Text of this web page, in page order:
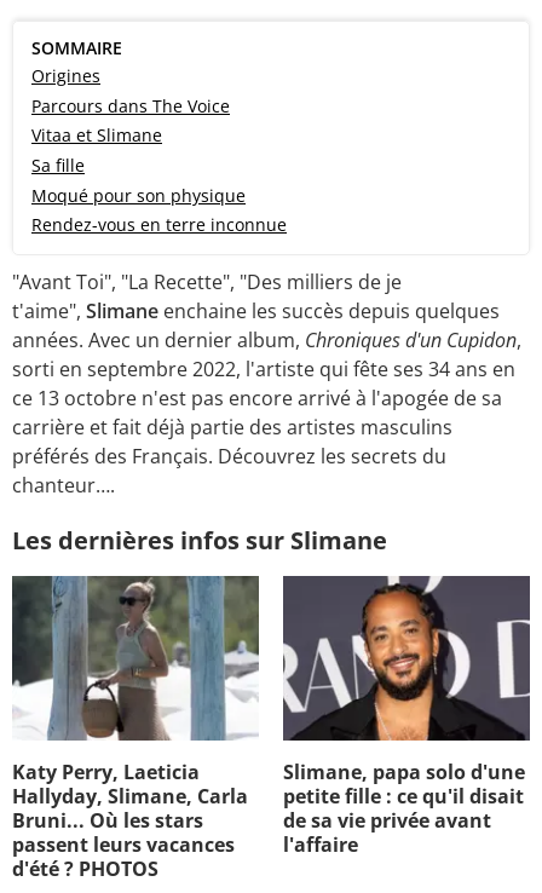
SOMMAIRE
Origines
Parcours dans The Voice
Vitaa et Slimane
Sa fille
Moqué pour son physique
Rendez-vous en terre inconnue
"Avant Toi", "La Recette", "Des milliers de je
t'aime", Slimane enchaine les succès depuis quelques
années. Avec un dernier album, Chroniques d'un Cupidon,
sorti en septembre 2022, l'artiste qui fête ses 34 ans en
ce 13 octobre n'est pas encore arrivé à l'apogée de sa
carrière et fait déjà partie des artistes masculins
préférés des Français. Découvrez les secrets du
chanteur….
Les dernières infos sur Slimane
Katy Perry, Laeticia
Hallyday, Slimane, Carla
Bruni... Où les stars
passent leurs vacances
d'été ? PHOTOS
Slimane, papa solo d'une
petite fille : ce qu'il disait
de sa vie privée avant
l'affaire